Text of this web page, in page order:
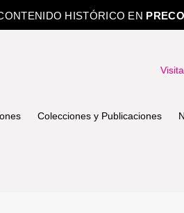
HISTÓRICO EN
Colecciones y Publicaciones